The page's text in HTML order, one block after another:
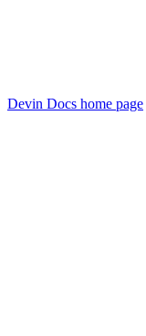
Devin Docs home page